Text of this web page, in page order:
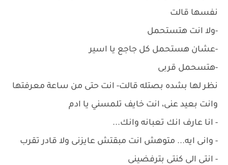
نفسها قالت
-ولا انت هتستحمل
-عشان هستحمل كل جاجع يا اسير
-هتسحمل قربى
نظر لها بشده بصتله قالت- انت حتى من ساعة معرفتها
وانت بعيد عنى، انت خايف تلمسني يا ادم
- انا عارف انك تعبانه وانك...
- وانى ايه... متوهش انت مبقتش عايزنى ولا قادر تقرب
- انتى الى كنتى بترفضينى